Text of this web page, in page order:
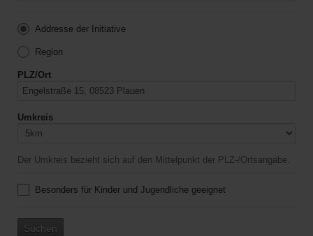
Addresse der Initiative
Region
PLZ/Ort
Umkreis
Der Umkreis bezieht sich auf den Mittelpunkt der PLZ-/Ortsangabe.
Besonders für Kinder und Jugendliche geeignet
Suchen